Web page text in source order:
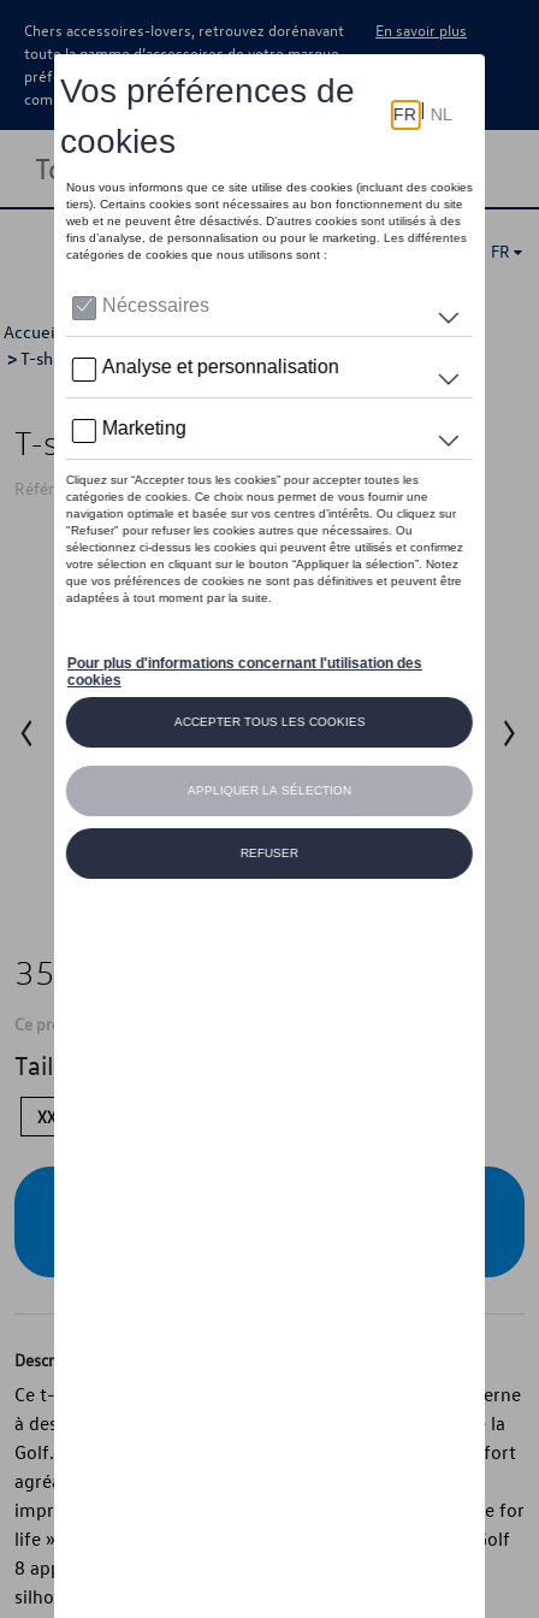
Chers accessoires-lovers, retrouvez dorénavant
toute la gamme d’accessoires de votre marque
préférée sous forme de catalogue à
commander auprès de votre concessionaire.
En savoir plus
Toggle navigation
FR
Accueil >Pour vous >Golf Collection >Vêtements
>T-shirts/polo's >Hommes > Détail
T-shirt VW Golf, bleu
Référence: 5HG084200AE530
35,01 €
Ce produit n'est actuellement pas de stock
Taille
XXL
Description
Ce t-shirt bleu de la collection Golf associe un style moderne
à des détails inspirés des générations emblématiques de la
Golf. Confectionné en coton single jersey, il offre un confort
agréable au quotidien, tandis que la poche poitrine avec
imprimé débordant, le slogan « Golf – Made by life. Made for
life » et les années de production des modèles Golf 1 à Golf
8 apportent une touche originale. L’impression de la
silhouette Golf au dos et l’étiquette latérale discrète